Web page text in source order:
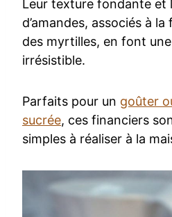
Leur texture fondante et
d’amandes, associés à
des myrtilles, en font
irrésistible.
Parfaits pour un goûter
sucrée, ces financiers
simples à réaliser à la